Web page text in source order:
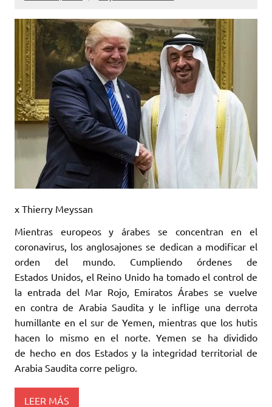
x Thierry Meyssan
Mientras europeos y árabes se concentran en el
coronavirus, los anglosajones ‎se dedican a modificar el
orden del mundo. Cumpliendo órdenes de
Estados Unidos, el ‎Reino Unido ha tomado el control de
la entrada del Mar Rojo, Emiratos Árabes ‎se vuelve
en contra de Arabia Saudita y le inflige una derrota
humillante en el sur ‎de Yemen, mientras que los hutis
hacen lo mismo en el norte. Yemen se ha dividido
‎de hecho en dos Estados y la integridad territorial de
Arabia Saudita corre ‎peligro.‎
LEER MÁS